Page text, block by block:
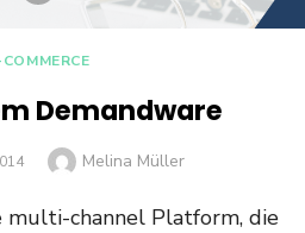
Demandware
Author
Melina Müller
multi-channel Platform, die